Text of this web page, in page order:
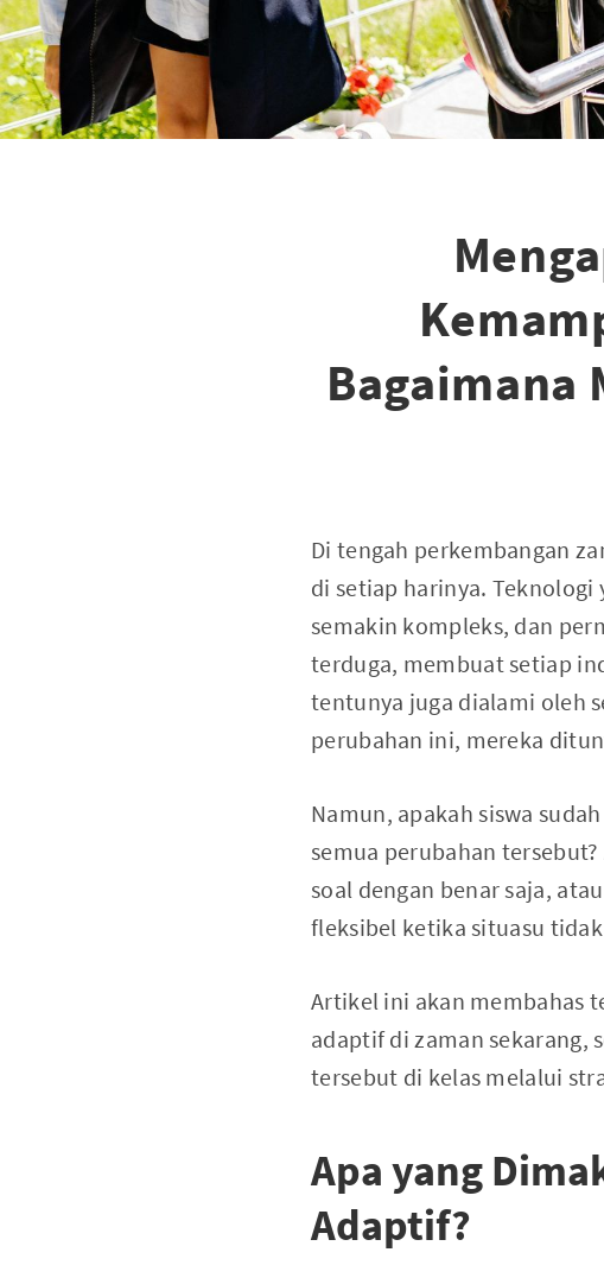
Bagaimana
Di tengah perkembangan
di setiap harinya.
semakin kompleks, dan
terduga, membuat setiap
tentunya juga dialami oleh
perubahan ini, mereka
Namun, apakah siswa
semua perubahan
soal dengan benar saja,
fleksibel ketika situasu
Artikel ini akan membahas
adaptif di zaman sekarang,
tersebut di kelas melalui
Apa yang
Adaptif?